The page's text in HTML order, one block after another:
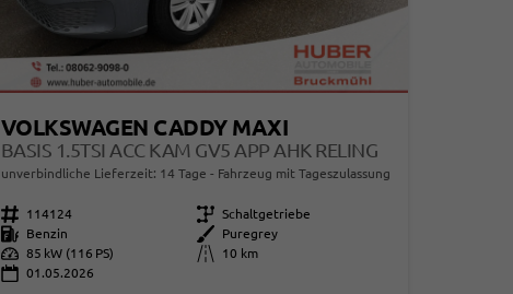
VOLKSWAGEN CADDY MAXI
BASIS 1.5TSI ACC KAM GV5 APP AHK RELING
unverbindliche Lieferzeit: 14 Tage Fahrzeug mit Tageszulassung
Fahrzeugnr. 114124 Getriebe Schaltgetriebe
Kraftstoff
Benzin Außenfarbe
Puregrey
Leistung 85 kW (116 PS) Kilometerstand
10 km
01.05.2026